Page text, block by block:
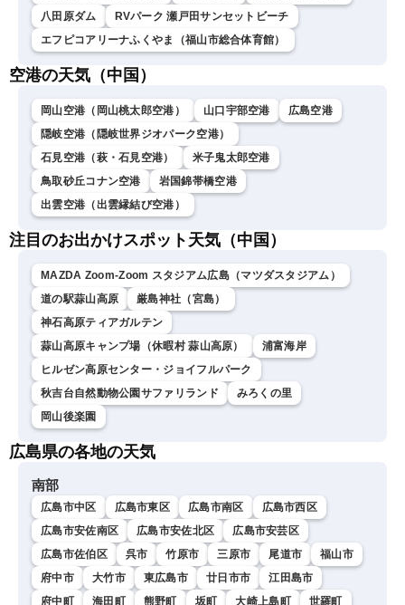
八田原ダム
RVパーク 瀬戸田サンセットビーチ
エフピコアリーナふくやま（福山市総合体育館）
空港の天気（中国）
岡山空港（岡山桃太郎空港） 山口宇部空港
広島空港
隠岐空港（隠岐世界ジオパーク空港）
石見空港（萩・石見空港）
米子鬼太郎空港
鳥取砂丘コナン空港
岩国錦帯橋空港
出雲空港（出雲縁結び空港）
注目のお出かけスポット天気（中国）
MAZDA Zoom-Zoom スタジアム広島（マツダスタジアム）
道の駅蒜山高原
厳島神社（宮島）
神石高原ティアガルテン
蒜山高原キャンプ場（休暇村 蒜山高原）
浦富海岸
ヒルゼン高原センター・ジョイフルパーク
秋吉台自然動物公園サファリランド
みろくの里
岡山後楽園
広島県の各地の天気
南部
広島市中区 広島市東区 広島市南区
広島市西区
広島市安佐南区
広島市安佐北区
広島市安芸区
広島市佐伯区
呉市 竹原市 三原市 尾道市
福山市
府中市
大竹市 東広島市 廿日市市
江田島市
府中町
海田町 熊野町 坂町 大崎上島町 世羅町